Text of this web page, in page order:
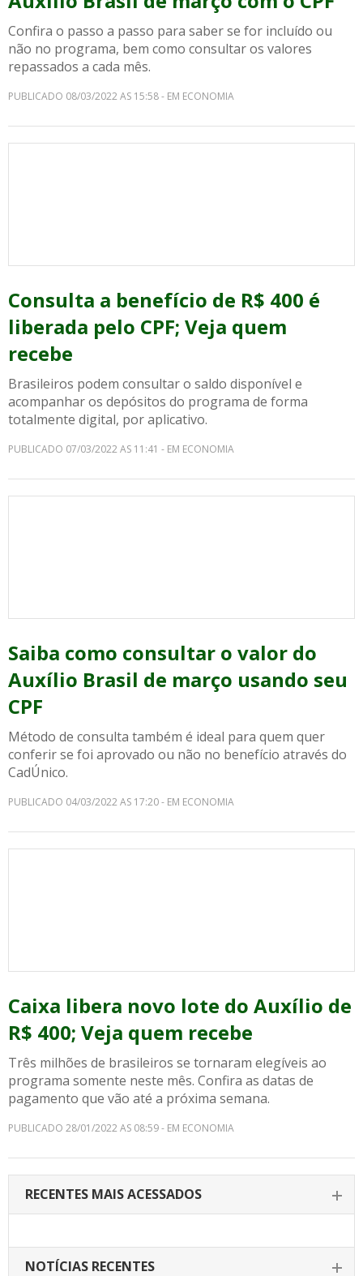
Confira o passo a passo para saber se for incluído ou
não no programa, bem como consultar os valores
repassados a cada mês.
PUBLICADO 08/03/2022 AS 15:58 - EM ECONOMIA
Consulta a benefício de R$ 400 é
liberada pelo CPF; Veja quem
recebe
Brasileiros podem consultar o saldo disponível e
acompanhar os depósitos do programa de forma
totalmente digital, por aplicativo.
PUBLICADO 07/03/2022 AS 11:41 - EM ECONOMIA
Saiba como consultar o valor do
Auxílio Brasil de março usando seu
CPF
Método de consulta também é ideal para quem quer
conferir se foi aprovado ou não no benefício através do
CadÚnico.
PUBLICADO 04/03/2022 AS 17:20 - EM ECONOMIA
Caixa libera novo lote do Auxílio de
R$ 400; Veja quem recebe
Três milhões de brasileiros se tornaram elegíveis ao
programa somente neste mês. Confira as datas de
pagamento que vão até a próxima semana.
PUBLICADO 28/01/2022 AS 08:59 - EM ECONOMIA
RECENTES MAIS ACESSADOS
NOTÍCIAS RECENTES